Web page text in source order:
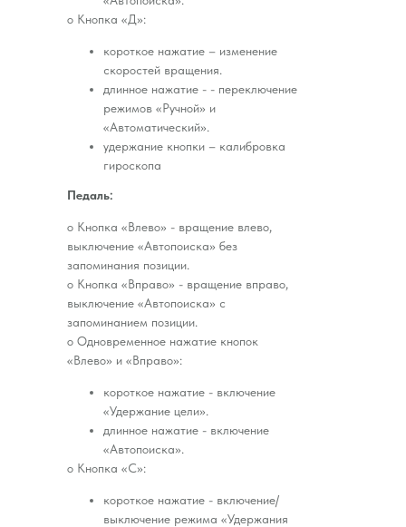
o Кнопка «Д»:
короткое нажатие – изменение
скоростей вращения.
длинное нажатие - - переключение
режимов «Ручной» и
«Автоматический».
удержание кнопки – калибровка
гироскопа
o Кнопка «Влево» - вращение влево,
выключение «Автопоиска» без
запоминания позиции.
o Кнопка «Bправо» - вращение вправо,
выключение «Автопоиска» с
запоминанием позиции.
o Одновременное нажатие кнопок
«Влево» и «Вправо»:
короткое нажатие - включение
«Удержание цели».
длинное нажатие - включение
«Автопоиска».
o Кнопка «С»:
короткое нажатие - включение/
выключение режима «Удержания
Педаль: